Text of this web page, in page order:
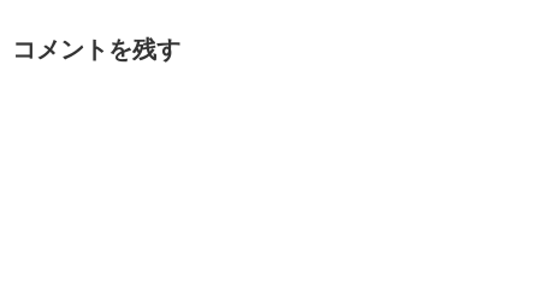
コメントを残す